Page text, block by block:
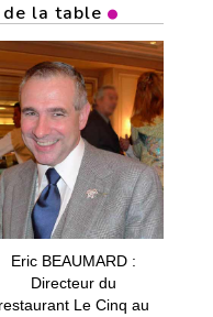
la table
Eric BEAUMARD :
Directeur du
restaurant Le Cinq au